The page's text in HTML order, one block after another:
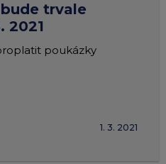
trvale
2021
poukázky
1. 3. 2021